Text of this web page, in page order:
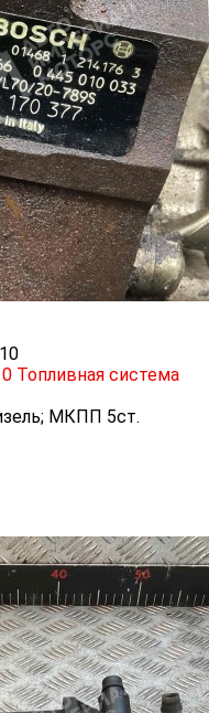
Топливная система
МКПП 5ст.